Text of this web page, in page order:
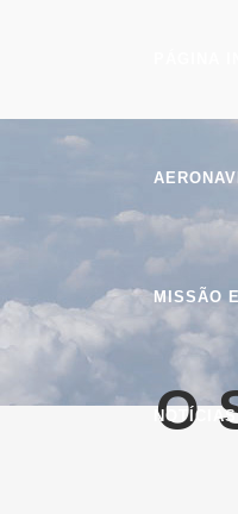
PÁGINA
MISSÃO
NOTÍCIAS
O